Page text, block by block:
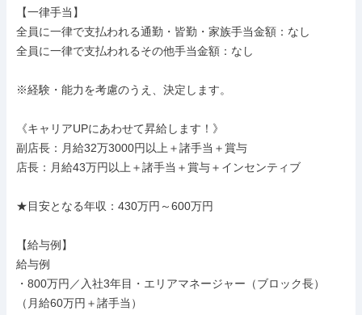
【一律手当】
全員に一律で支払われる通勤・皆勤・家族手当金額：なし
全員に一律で支払われるその他手当金額：なし
※経験・能力を考慮のうえ、決定します。
《キャリアUPにあわせて昇給します！》
副店長：月給32万3000円以上＋諸手当＋賞与
店長：月給43万円以上＋諸手当＋賞与＋インセンティブ
★目安となる年収：430万円～600万円
【給与例】
給与例
・800万円／入社3年目・エリアマネージャー（ブロック長）
（月給60万円＋諸手当）